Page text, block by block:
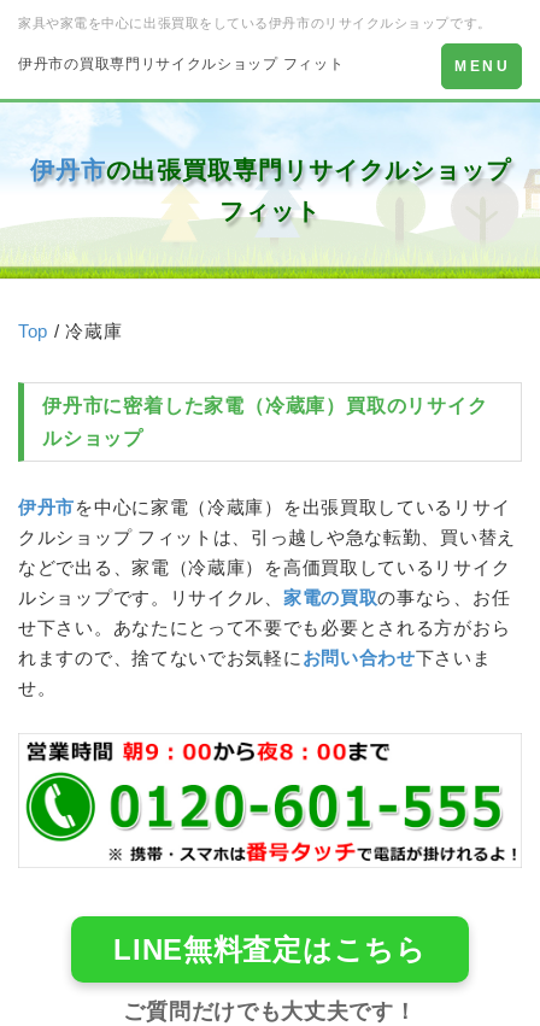
家具や家電を中心に出張買取をしている伊丹市のリサイクルショップです。
伊丹市の買取専門リサイクルショップ フィット
Toggle
navigation
MENU
伊丹市の出張買取専門リサイクルショップ
フィット
Top / 冷蔵庫
伊丹市に密着した家電（冷蔵庫）買取のリサイク
ルショップ
伊丹市を中心に家電（冷蔵庫）を出張買取しているリサイ
クルショップ フィットは、引っ越しや急な転勤、買い替え
などで出る、家電（冷蔵庫）を高価買取しているリサイク
ルショップです。リサイクル、 家電の買取の事なら、お任
せ下さい。あなたにとって不要でも必要とされる方がおら
れますので、捨てないでお気軽に お問い合わせ下さいま
せ。
LINE無料査定はこちら
ご質問だけでも大丈夫です！